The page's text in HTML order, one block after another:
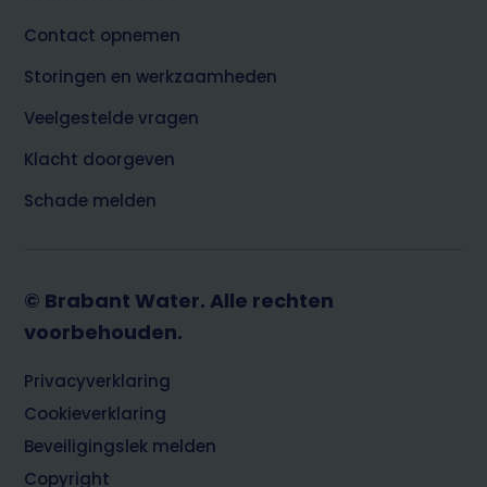
Contact opnemen
Storingen en werkzaamheden
Veelgestelde vragen
Klacht doorgeven
Schade melden
© Brabant Water. Alle rechten
voorbehouden.
Footer
Privacyverklaring
Cookieverklaring
Beveiligingslek melden
Copyright